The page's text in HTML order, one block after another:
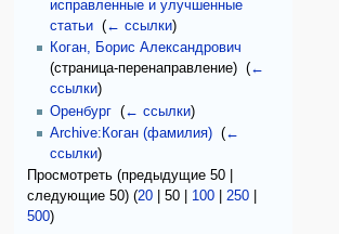
исправленные и улучшенные
статьи‎ (← ссылки)
Коган, Борис Александрович
(страница-перенаправление) ‎ (←
ссылки)
Оренбург‎ (← ссылки)
Archive:Коган (фамилия)‎ (←
ссылки)
Просмотреть (предыдущие 50
следующие 50) (20 |50 100 |250
500)